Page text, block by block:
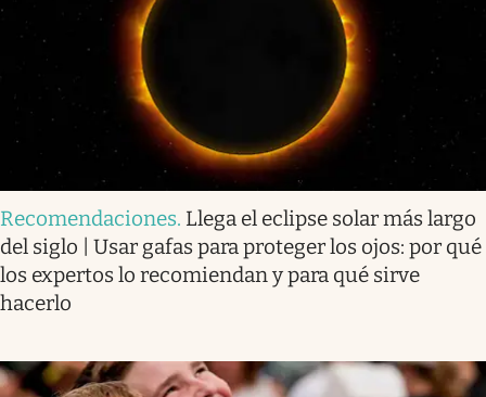
Recomendaciones. Llega el eclipse solar más largo
del siglo | Usar gafas para proteger los ojos: por qué
los expertos lo recomiendan y para qué sirve
hacerlo